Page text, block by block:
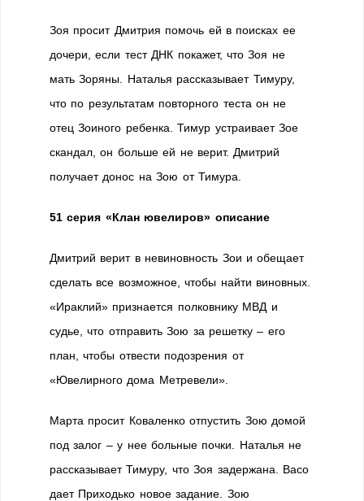
Зоя просит Дмитрия помочь ей в поисках ее
дочери, если тест ДНК покажет, что Зоя не
мать Зоряны. Наталья рассказывает Тимуру,
что по результатам повторного теста он не
отец Зоиного ребенка. Тимур устраивает Зое
скандал, он больше ей не верит. Дмитрий
получает донос на Зою от Тимура.
51 серия «Клан ювелиров» описание
Дмитрий верит в невиновность Зои и обещает
сделать все возможное, чтобы найти виновных.
«Ираклий» признается полковнику МВД и
судье, что отправить Зою за решетку – его
план, чтобы отвести подозрения от
«Ювелирного дома Метревели».
Марта просит Коваленко отпустить Зою домой
под залог – у нее больные почки. Наталья не
рассказывает Тимуру, что Зоя задержана. Васо
дает Приходько новое задание. Зою